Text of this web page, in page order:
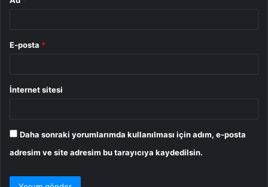
E-posta *
İnternet sitesi
Daha sonraki yorumlarımda kullanılması için adım, e-posta
adresim ve site adresim bu tarayıcıya kaydedilsin.